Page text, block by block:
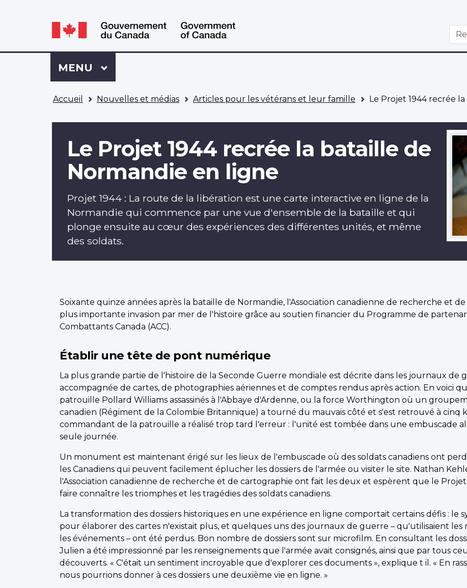
Language
switcher
Language
switcher
Se
connecter
à
Dossier
Menu
MENU PRINCIPAL
Accueil Nouvelles et médias Articles pour les vétérans et leur famille Le Projet 1944 recrée
Le Projet 1944 recrée la bataille de
Normandie en ligne
Projet 1944 : La route de la libération est une carte interactive en ligne de la
Normandie qui commence par une vue d'ensemble de la bataille et qui
plonge ensuite au cœur des expériences des différentes unités, et même
des soldats.
Soixante quinze années après la bataille de Normandie, l'Association canadienne de recherche et
plus importante invasion par mer de l'histoire grâce au soutien financier du Programme de
Combattants Canada (ACC).
Établir une tête de pont numérique
La plus grande partie de l'histoire de la Seconde Guerre mondiale est décrite dans les journaux de
accompagnée de cartes, de photographies aériennes et de comptes rendus après action. En voici
patrouille Pollard Williams assassinés à l'Abbaye d'Ardenne, ou la force Worthington où un
canadien (Régiment de la Colombie Britannique) a tourné du mauvais côté et s'est retrouvé à cinq
commandant de la patrouille a réalisé trop tard l'erreur : l'unité est tombée dans une embuscade
seule journée.
Un monument est maintenant érigé sur les lieux de l'embuscade où des soldats canadiens ont
les Canadiens qui peuvent facilement éplucher les dossiers de l'armée ou visiter le site. Nathan
l'Association canadienne de recherche et de cartographie ont fait les deux et espèrent que le
faire connaître les triomphes et les tragédies des soldats canadiens.
La transformation des dossiers historiques en une expérience en ligne comportait certains défis : le
pour élaborer des cartes n'existait plus, et quelques uns des journaux de guerre – qu'utilisaient
les événements – ont été perdus. Bon nombre de dossiers sont sur microfilm. En consultant les
Julien a été impressionné par les renseignements que l'armée avait consignés, ainsi que par tous
découverts. « C'était un sentiment incroyable que d'explorer ces documents », explique t il. « En
nous pourrions donner à ces dossiers une deuxième vie en ligne. »